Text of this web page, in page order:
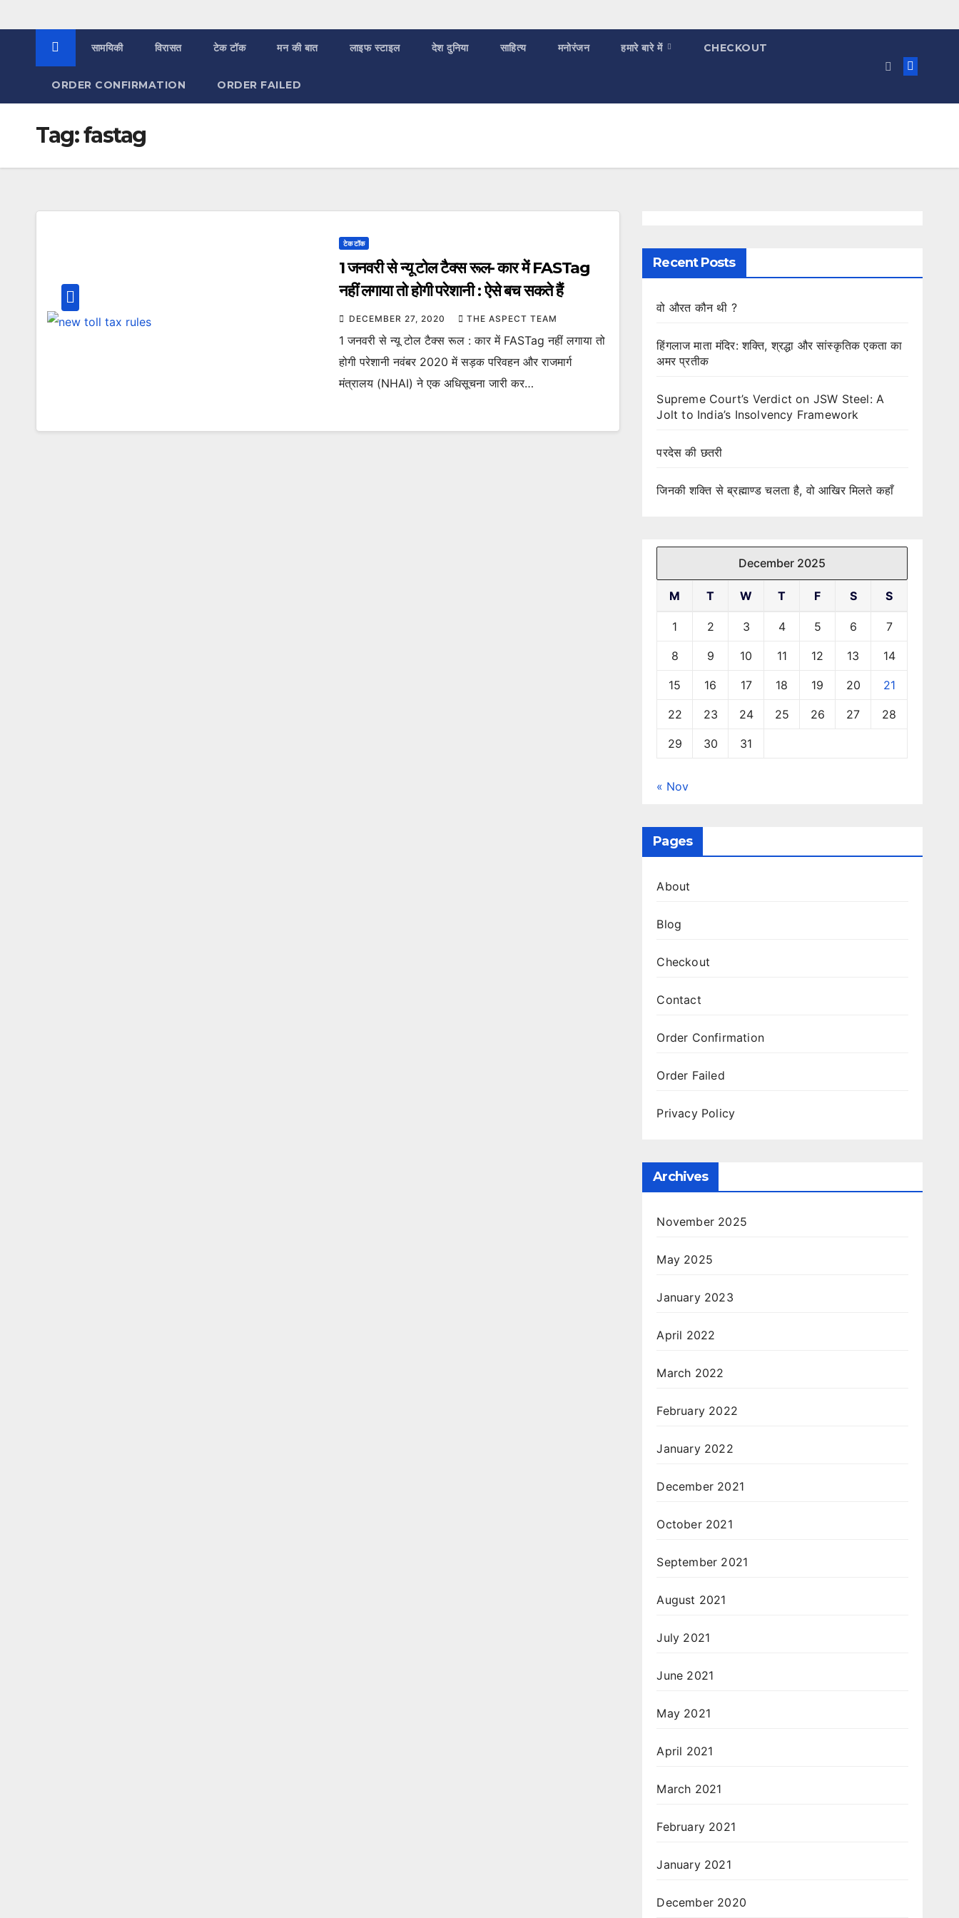
सामयिकी विरासत टेक टॉक मन की बात लाइफ स्टाइल देश दुनिया साहित्य मनोरंजन हमारे बारे में CHECKOUT
ORDER CONFIRMATION ORDER FAILED
Tag:fastag
टेक टॉक
1 जनवरी से न्यू टोल टैक्स रूल- कार में FASTag
नहीं लगाया तो होगी परेशानी : ऐसे बच सकते हैं
DECEMBER 27, 2020 THE ASPECT TEAM
1 जनवरी से न्यू टोल टैक्स रूल : कार में FASTag नहीं लगाया तो
होगी परेशानी नवंबर 2020 में सड़क परिवहन और राजमार्ग
मंत्रालय (NHAI) ने एक अधिसूचना जारी कर…
Recent Posts
वो औरत कौन थी ?
हिंगलाज माता मंदिर: शक्ति, श्रद्धा और सांस्कृतिक एकता का
अमर प्रतीक
Supreme Court’s Verdict on JSW Steel: A
Jolt to India’s Insolvency Framework
परदेस की छतरी
जिनकी शक्ति से ब्रह्माण्ड चलता है, वो आखिर मिलते कहाँ
December 2025
M T W T F S S
1 2 3 4 5 6 7
8 9 10 11 12 13 14
15 16 17 18 19 20 21
22 23 24 25 26 27 28
29 30 31
« Nov
Pages
About
Blog
Checkout
Contact
Order Confirmation
Order Failed
Privacy Policy
Archives
November 2025
May 2025
January 2023
April 2022
March 2022
February 2022
January 2022
December 2021
October 2021
September 2021
August 2021
July 2021
June 2021
May 2021
April 2021
March 2021
February 2021
January 2021
December 2020